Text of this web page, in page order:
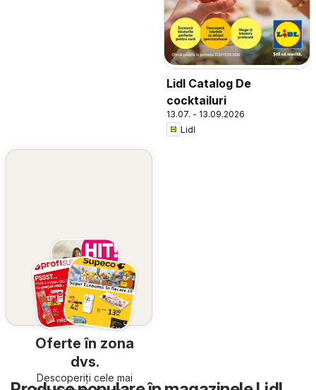
Lidl Catalog De
cocktailuri
13.07. - 13.09.2026
Lidl
Oferte în zona
dvs.
Descoperiți cele mai